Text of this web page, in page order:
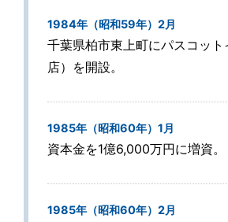
1984年（昭和59年）2月
千葉県柏市東上町にパスコッ
店）を開設。
1985年（昭和60年）1月
資本金を1億6,000万円に増資。
1985年（昭和60年）2月